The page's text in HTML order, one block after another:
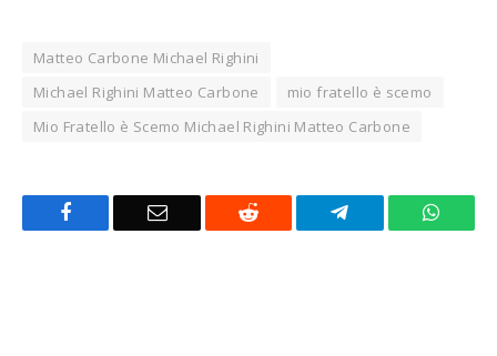
Matteo Carbone Michael Righini
Michael Righini Matteo Carbone
mio fratello è scemo
Mio Fratello è Scemo Michael Righini Matteo Carbone
Facebook Email Reddit Telegram